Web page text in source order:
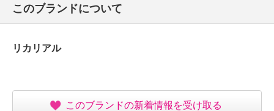
このブランドについて
リカリアル
このブランドの新着情報を受け取る